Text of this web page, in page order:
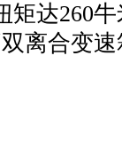
矩达260
离合变